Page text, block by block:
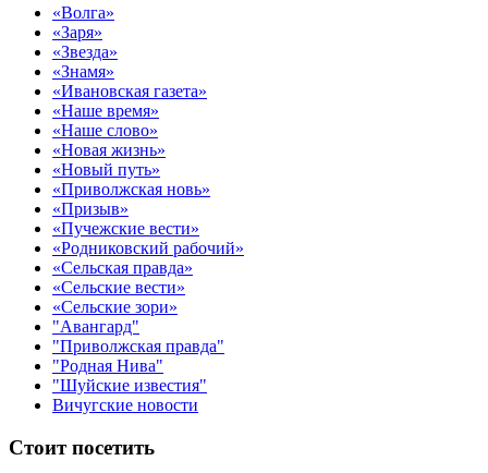
«Волга»
«Заря»
«Звезда»
«Знамя»
«Ивановская газета»
«Наше время»
«Наше слово»
«Новая жизнь»
«Новый путь»
«Приволжская новь»
«Призыв»
«Пучежские вести»
«Родниковский рабочий»
«Сельская правда»
«Сельские вести»
«Сельские зори»
"Авангард"
"Приволжская правда"
"Родная Нива"
"Шуйские известия"
Вичугские новости
Стоит посетить